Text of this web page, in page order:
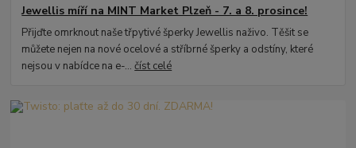
Jewellis míří na MINT Market Plzeň - 7. a 8. prosince!
Přijďte omrknout naše třpytivé šperky Jewellis naživo. Těšit se
můžete nejen na nové ocelové a stříbrné šperky a odstíny, které
nejsou v nabídce na e-...číst celé